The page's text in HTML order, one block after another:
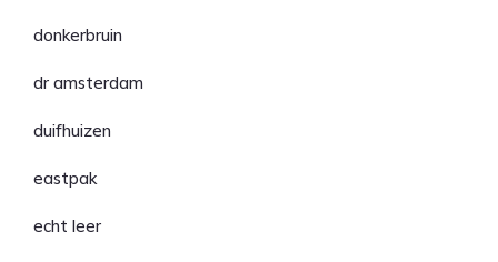
donkerbruin
dr amsterdam
duifhuizen
eastpak
echt leer